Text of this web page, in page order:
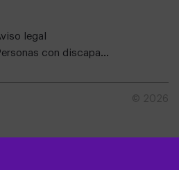
aviso legal
personas con discapacidad
© 2026